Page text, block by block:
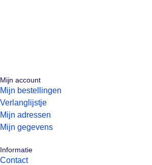
Mijn account
Mijn bestellingen
Verlanglijstje
Mijn adressen
Mijn gegevens
Informatie
Contact